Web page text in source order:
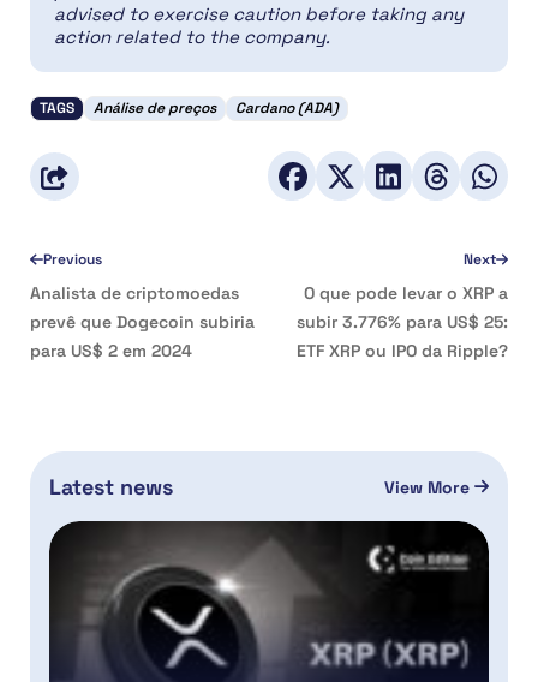
advised to exercise caution before taking any
action related to the company.
TAGS Análise de preços Cardano (ADA)
Previous
Analista de criptomoedas
prevê que Dogecoin subiria
para US$ 2 em 2024
Next
O que pode levar o XRP a
subir 3.776% para US$ 25:
ETF XRP ou IPO da Ripple?
Latest news View More